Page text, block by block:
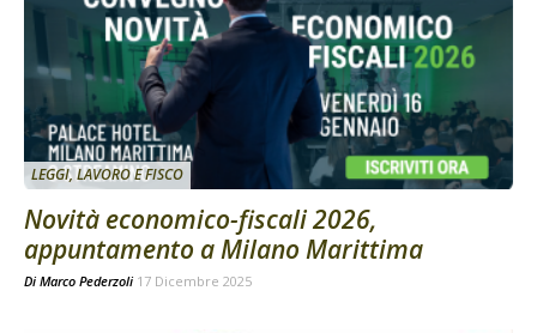
LEGGI, LAVORO E FISCO
Novità economico-fiscali 2026,
appuntamento a Milano Marittima
Di Marco Pederzoli 17 Dicembre 2025